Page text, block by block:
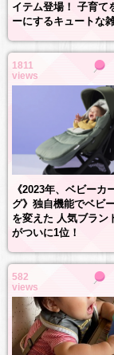
イテム登場！ 子育て
ーにするキュートな
1811
views
《2023年、ベビーカ
グ》独自機能でベビ
を変えた 人気ブラン
がついに1位！
582
views